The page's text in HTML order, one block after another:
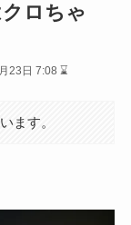
ロちゃ
23日 7:08 ⌛
ます。